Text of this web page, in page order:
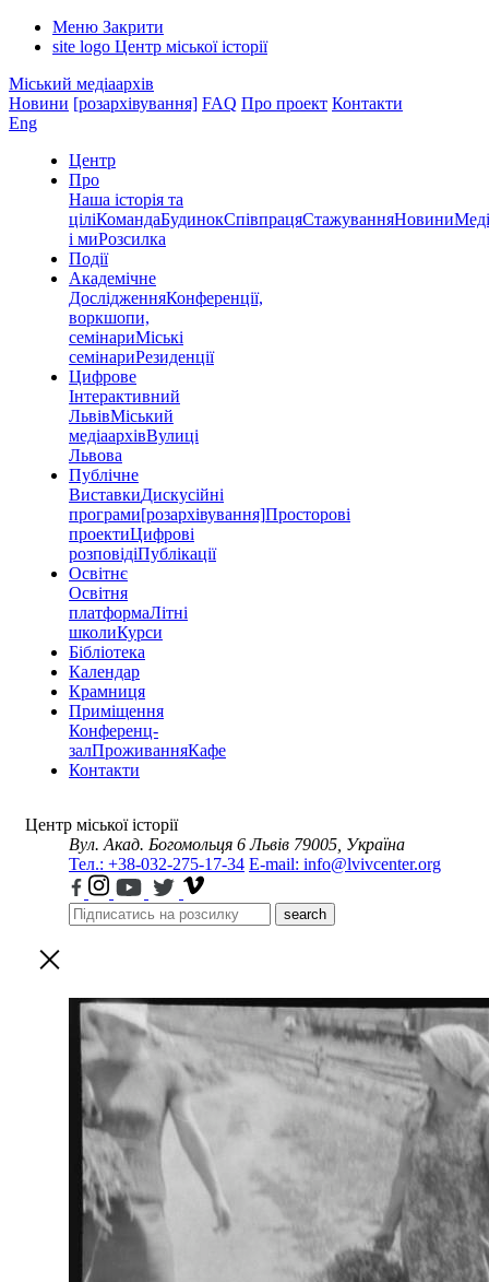
Меню Закрити
site logo Центр міської історії
Міський медіаархів
Новини [розархівування] FAQ Про проект Контакти
Eng
Центр
Про
Наша історія та
ціліКомандаБудинокСпівпрацяСтажуванняНовини
і миРозсилка
Події
Академічне
ДослідженняКонференції,
воркшопи,
семінариМіські
семінариРезиденції
Цифрове
Інтерактивний
ЛьвівМіський
медіаархівВулиці
Львова
Публічне
ВиставкиДискусійні
програми[розархівування]Просторові
проектиЦифрові
розповідіПублікації
Освітнє
Освітня
платформаЛітні
школиКурси
Бібліотека
Календар
Крамниця
Приміщення
Конференц-
залПроживанняКафе
Контакти
Центр міської історії
Вул. Акад. Богомольця 6 Львів 79005, Україна
Тел.: +38-032-275-17-34 E-mail: info@lvivcenter.org
search